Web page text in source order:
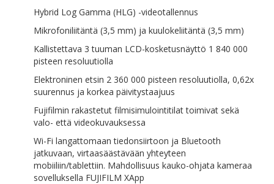
Hybrid Log Gamma (HLG) -videotallennus
Mikrofoniliitäntä (3,5 mm) ja kuulokeliitäntä (3,5 mm)
Kallistettava 3 tuuman LCD-kosketusnäyttö 1 840 000
pisteen resoluutiolla
Elektroninen etsin 2 360 000 pisteen resoluutiolla, 0,62x
suurennus ja korkea päivitystaajuus
Fujifilmin rakastetut filmisimulointitilat toimivat sekä
valo- että videokuvauksessa
Wi-Fi langattomaan tiedonsiirtoon ja Bluetooth
jatkuvaan, virtaasäästävään yhteyteen
mobiiliin/tablettiin. Mahdollisuus kauko-ohjata kameraa
sovelluksella FUJIFILM XApp